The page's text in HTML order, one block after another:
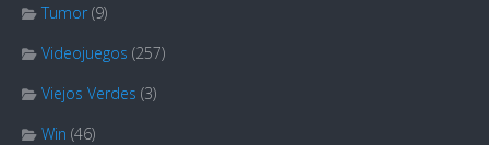
Tumor (9)
Videojuegos (257)
Viejos Verdes (3)
Win (46)